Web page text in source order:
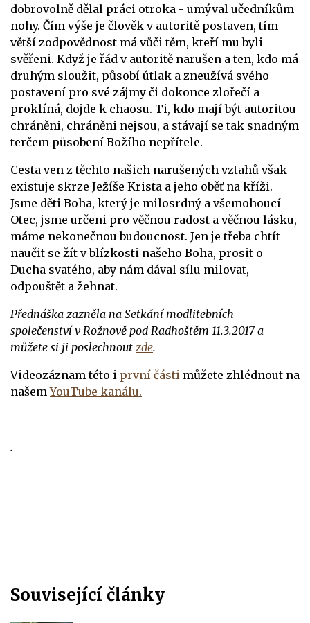
dobrovolně dělal práci otroka - umýval učedníkům
nohy. Čím výše je člověk v autoritě postaven, tím
větší zodpovědnost má vůči těm, kteří mu byli
svěřeni. Když je řád v autoritě narušen a ten, kdo má
druhým sloužit, působí útlak a zneužívá svého
postavení pro své zájmy či dokonce zlořečí a
proklíná, dojde k chaosu. Ti, kdo mají být autoritou
chráněni, chráněni nejsou, a stávají se tak snadným
terčem působení Božího nepřítele.
Cesta ven z těchto našich narušených vztahů však
existuje skrze Ježíše Krista a jeho oběť na kříži.
Jsme děti Boha, který je milosrdný a všemohoucí
Otec, jsme určeni pro věčnou radost a věčnou lásku,
máme nekonečnou budoucnost. Jen je třeba chtít
naučit se žít v blízkosti našeho Boha, prosit o
Ducha svatého, aby nám dával sílu milovat,
odpouštět a žehnat.
Přednáška zazněla na Setkání modlitebních
společenstvív Rožnově pod Radhoštěm 11.3.2017 a
můžete si ji poslechnout zde.
Videozáznam této i první části můžete zhlédnout na
našemYouTube kanálu.
.
Související články